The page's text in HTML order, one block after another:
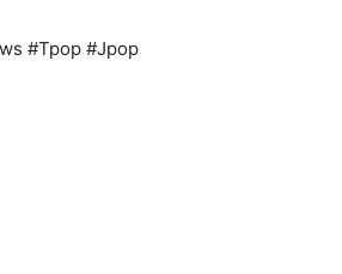
#Tpop #Jpop